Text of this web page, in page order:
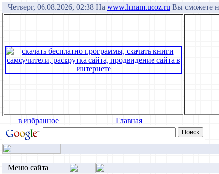
Четверг, 06.08.2026, 02:38 На www.hinam.ucoz.ru Вы сможете
в избранное Главная
Меню сайта